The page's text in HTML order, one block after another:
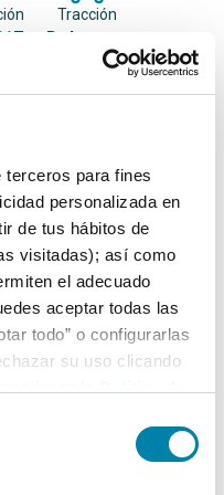
para fines
personalizada en
de tus hábitos de
visitadas); así como
el adecuado
aceptar todas las
todo” o configurarlas
su uso clicando
Tracción
Delantera
por el propietario